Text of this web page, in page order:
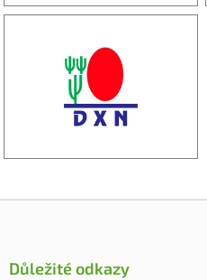
Zápatí
Důležité odkazy